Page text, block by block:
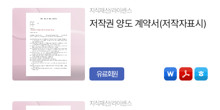
지식재산/라이센스
저작권 양도 계약서(저작자표시)
유료회원
지식재산/라이센스